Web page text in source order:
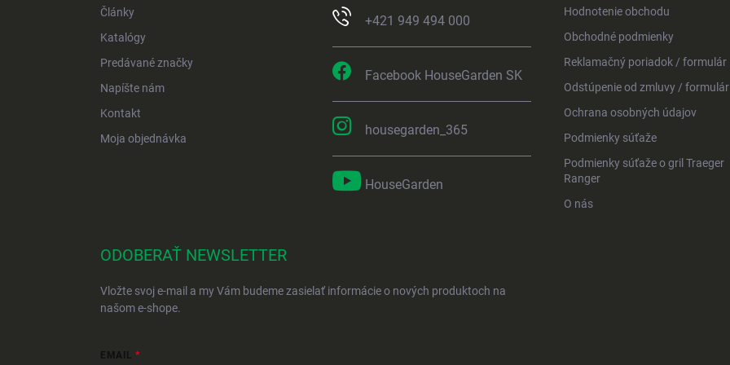
Články
Katalógy
Predávané značky
Napíšte nám
Kontakt
Moja objednávka
+421 949 494 000
Facebook HouseGarden SK
housegarden_365
HouseGarden
Hodnotenie obchodu
Obchodné podmienky
Reklamačný poriadok / formulár
Odstúpenie od zmluvy / formulár
Ochrana osobných údajov
Podmienky súťaže
Podmienky súťaže o gril Traeger
Ranger
O nás
ODOBERAŤ NEWSLETTER
Vložte svoj e-mail a my Vám budeme zasielať informácie o nových produktoch na
našom e-shope.
EMAIL